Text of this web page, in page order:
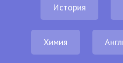
История
Химия